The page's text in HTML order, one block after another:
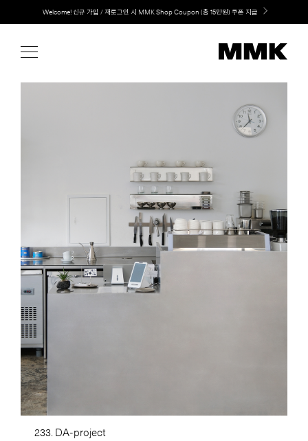
content
LG 가전과 MMK 키친의 만남. 지금 바로 확인해보세요.
233. DA-project